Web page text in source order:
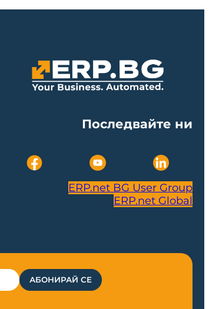
Последвайте ни
ERP.net BG User Group
ERP.net Global